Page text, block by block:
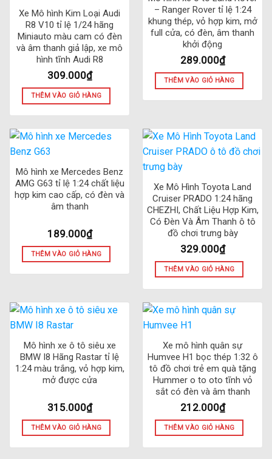
Xe Mô hình Kim Loại Audi
R8 V10 tỉ lệ 1/24 hãng
Miniauto màu cam có đèn
và âm thanh giả lập, xe mô
hình tĩnh Audi R8
309.000₫
THÊM VÀO GIỎ HÀNG
– Ranger Rover tỉ lệ 1:24
khung thép, vỏ hợp kim, mở
full cửa, có đèn, âm thanh
khởi động
289.000₫
THÊM VÀO GIỎ HÀNG
Mô hình xe Mercedes Benz
AMG G63 tỉ lệ 1:24 chất liệu
hợp kim cao cấp, có đèn và
âm thanh
189.000₫
THÊM VÀO GIỎ HÀNG
Xe Mô Hình Toyota Land
Cruiser PRADO 1:24 hãng
CHEZHI, Chất Liệu Hợp Kim,
Có Đèn Và Âm Thanh ô tô
đồ chơi trưng bày
329.000₫
THÊM VÀO GIỎ HÀNG
Mô hình xe ô tô siêu xe
BMW I8 Hãng Rastar tỉ lệ
1:24 màu trắng, vỏ hợp kim,
mở được cửa
315.000₫
THÊM VÀO GIỎ HÀNG
Xe mô hình quân sự
Humvee H1 bọc thép 1:32 ô
tô đồ chơi trẻ em quà tặng
Hummer o to oto tĩnh vỏ
sắt có đèn và âm thanh
212.000₫
THÊM VÀO GIỎ HÀNG